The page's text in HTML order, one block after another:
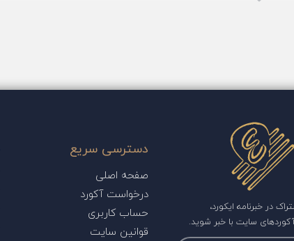
در خبرنامه ایکورد،
سایت با خبر شوید.
دسترسی سریع
صفحه اصلی
درخواست آکورد
حساب کاربری
قوانین سایت